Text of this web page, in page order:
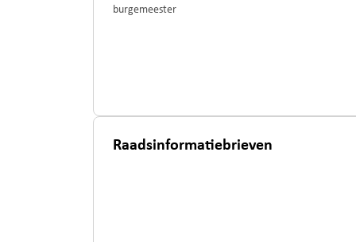
burgemeester
Raadsinformatiebrieven